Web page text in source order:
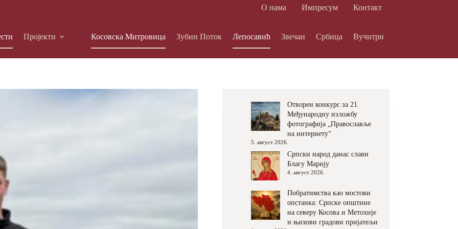
О нама Импресум Контакт
Пројекти Косовска Митровица Зубин Поток Лепосавић Звечан Србица Вучитрн
Отворен конкурс за 21.
Међународну изложбу
фотографија „Православље
на интернету“
5. август 2026.
Српски народ данас слави
Благу Марију
4. август 2026.
Побратимства као мостови
опстанка: Српске општине
на северу Косова и Метохије
и њихови градови пријатељи